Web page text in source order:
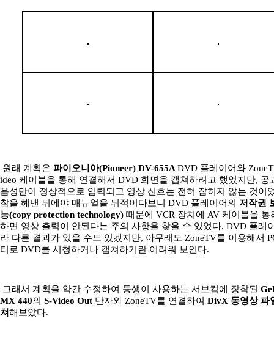
원래 계획은 파이오니아(Pioneer) DV-655A DVD 플레이어와
ideo 케이블을 통해 연결해서 DVD 화면을 캡쳐하려고 했었지만, 공
음성만이 정상적으로 입력되고 영상 신호는 전혀 잡히지 않는 것이
참을 헤맨 뒤에야 매뉴얼을 뒤적이다보니 DVD 플레이어의 저작권
능(copy protection technology) 때문에 VCR 장치에 AV 케이블을 통
하면 영상 출력이 안된다는 주의 사항을 찾을 수 있었다. DVD 플레
라 다른 결과가 있을 수도 있겠지만, 아무래도 ZoneTV를 이용해서
터로 DVD를 시청하거나 캡쳐하기란 어려워 보인다.
그래서 계획을 약간 수정하여 동생이 사용하는 서브컴에 장착된
MX 440의 S-Video Out 단자와 ZoneTV를 연결하여 DivX 동영상 파
쳐해보았다.